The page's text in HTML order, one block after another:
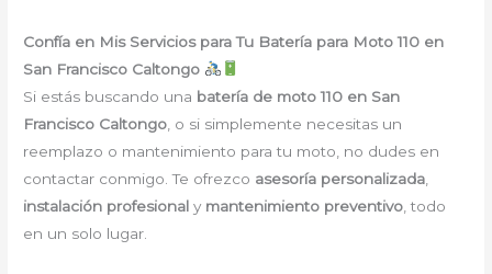
Confía en Mis Servicios para Tu Batería para Moto 110 en
San Francisco Caltongo
Si estás buscando una batería de moto 110 en San
Francisco Caltongo , o si simplemente necesitas un
reemplazo o mantenimiento para tu moto, no dudes en
contactar conmigo. Te ofrezco asesoría personalizada
instalación profesional y mantenimiento preventivo , todo
en un solo lugar.